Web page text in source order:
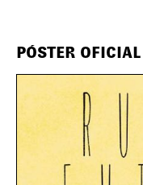
PÓSTER OFICIAL